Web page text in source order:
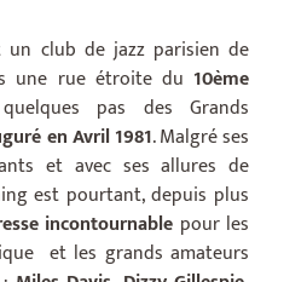
un club de jazz parisien de
une rue étroite du 10ème
pas des Grands
en Avril 1981. Malgré ses
et avec ses allures de
est pourtant, depuis plus
incontournable pour les
et les grands amateurs